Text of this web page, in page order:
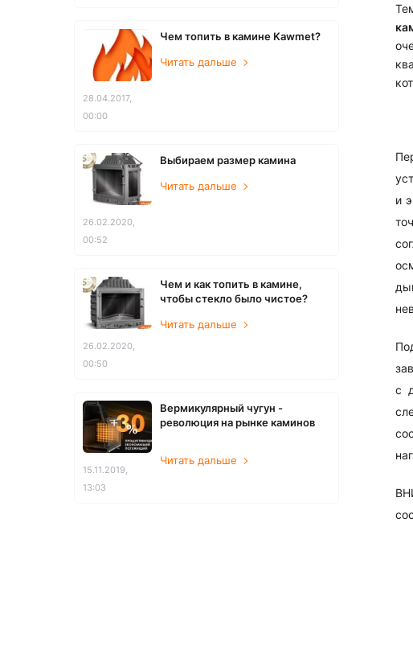
28.04.2017,
00:00
Чем топить в камине Kawmet?
Читать дальше
26.02.2020,
00:52
Выбираем размер камина
Читать дальше
26.02.2020,
00:50
Чем и как топить в камине,
чтобы стекло было чистое?
Читать дальше
15.11.2019,
13:03
Вермикулярный чугун -
революция на рынке каминов
Читать дальше
и
с